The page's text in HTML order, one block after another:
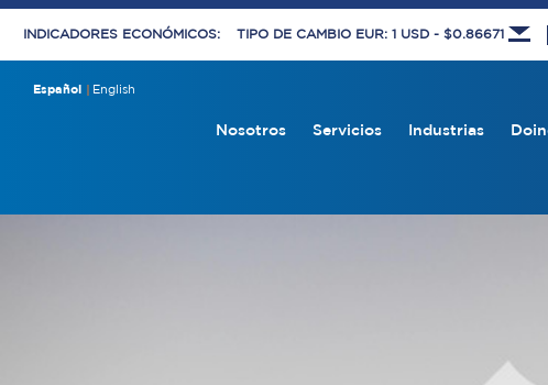
INDICADORES ECONÓMICOS: TIPO DE CAMBIO EUR: 1 USD - $0.86671
Español English
Nosotros Servicios Industrias